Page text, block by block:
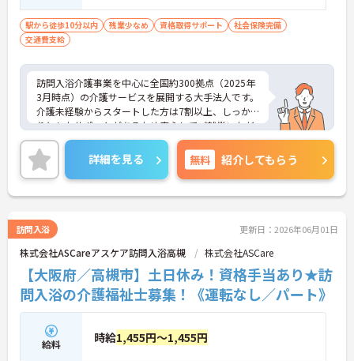
駅から徒歩10分以内 残業少なめ 資格取得サポート
社会保険完備
交通費支給
訪問入浴介護事業を中心に全国約300拠点（2025年
3月時点）の介護サービスを展開する大手法人です。
介護未経験からスタートした方は7割以上、しっか
りとしたサポートがあるため安心してご就業いただ
けます。お風呂に入れなくて困っている方に、手を
差し伸べてあげられるとてもやりがいのあるお仕事
です。ご興味ある方には、面接対策ポイントなど、
さらに詳細をお話しいたしますのでお気軽にご相談
ください！
詳細を見る 無料 紹介してもらう
訪問入浴 更新日：2026年06月01日
株式会社ASCareアスケア訪問入浴高槻 株式会社ASCare
【大阪府／高槻市】土日休み！資格手当あり★訪
問入浴の介護福祉士募集！《運転なし／パート》
給料 時給1,455円～1,455円